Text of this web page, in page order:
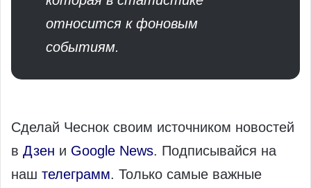
относится к фоновым
событиям.
Сделай Чеснок своим источником новостей
в Дзен и Google News. Подписывайся на
наш телеграмм. Только самые важные